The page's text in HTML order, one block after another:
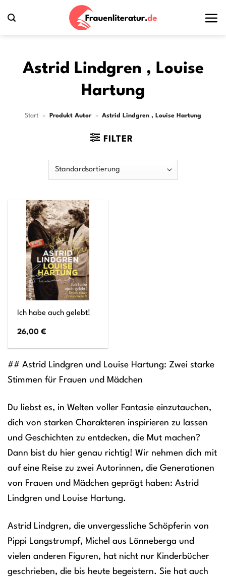
Inhalt
Astrid Lindgren , Louise
Hartung
Start » Produkt Autor » Astrid Lindgren , Louise Hartung
FILTER
Ich habe auch gelebt!
26,00€
## Astrid Lindgren und Louise Hartung: Zwei starke
Stimmen für Frauen und Mädchen
Du liebst es, in Welten voller Fantasie einzutauchen,
dich von starken Charakteren inspirieren zu lassen
und Geschichten zu entdecken, die Mut machen?
Dann bist du hier genau richtig! Wir nehmen dich mit
auf eine Reise zu zwei Autorinnen, die Generationen
von Frauen und Mädchen geprägt haben: Astrid
Lindgren und Louise Hartung.
Astrid Lindgren, die unvergessliche Schöpferin von
Pippi Langstrumpf, Michel aus Lönneberga und
vielen anderen Figuren, hat nicht nur Kinderbücher
geschrieben, die bis heute begeistern. Sie hat auch